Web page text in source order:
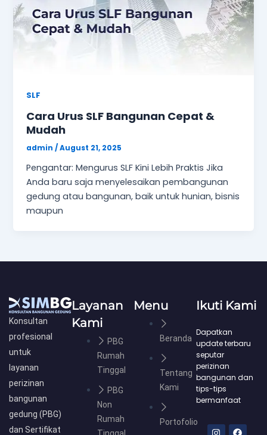
SLF
Cara Urus SLF Bangunan Cepat &
Mudah
admin/August 21, 2025
Pengantar: Mengurus SLF Kini Lebih Praktis Jika
Anda baru saja menyelesaikan pembangunan
gedung atau bangunan, baik untuk hunian, bisnis
maupun
Konsultan
profesional
untuk
layanan
perizinan
bangunan
gedung (PBG)
dan Sertifikat
Layanan
Kami
PBG
Rumah
Tinggal
PBG
Non
Rumah
Menu
Beranda
Tentang
Kami
Portofolio
Ikuti Kami
Dapatkan
update terbaru
seputar
perizinan
bangunan dan
tips-tips
bermanfaat
I F
L Y
T W